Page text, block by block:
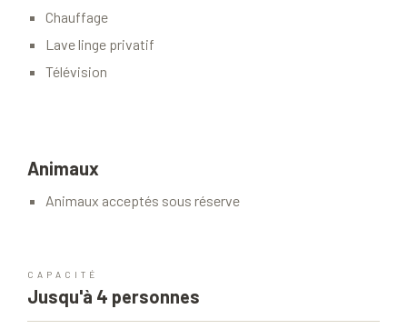
Chauffage
Lave linge privatif
Télévision
Animaux
Animaux acceptés sous réserve
CAPACITÉ
Jusqu'à 4 personnes